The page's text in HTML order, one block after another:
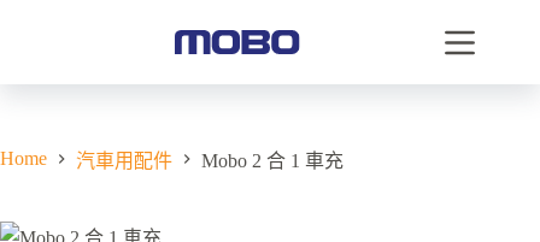
Home 汽車用配件 Mobo 2 合 1 車充